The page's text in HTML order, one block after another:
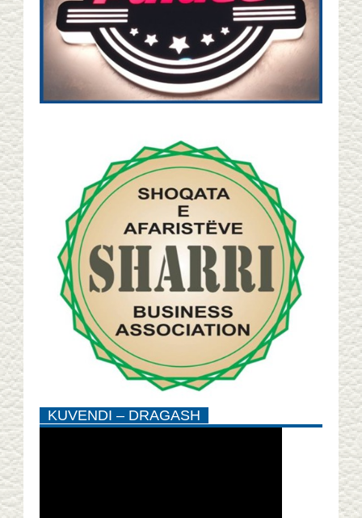
KUVENDI – DRAGASH